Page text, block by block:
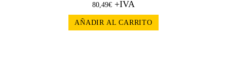
80,49€ +IVA
AÑADIR AL CARRITO